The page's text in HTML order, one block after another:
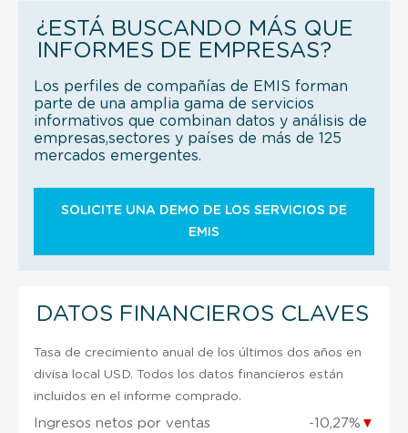
¿ESTÁ BUSCANDO MÁS QUE
INFORMES DE EMPRESAS?
Los perfiles de compañías de EMIS forman
parte de una amplia gama de servicios
informativos que combinan datos y análisis de
empresas,sectores y países de más de 125
mercados emergentes.
SOLICITE UNA DEMO DE LOS SERVICIOS DE
EMIS
DATOS FINANCIEROS CLAVES
Tasa de crecimiento anual de los últimos dos años en
divisa local USD. Todos los datos financieros están
incluidos en el informe comprado.
Ingresos netos por ventas -10,27% ▼